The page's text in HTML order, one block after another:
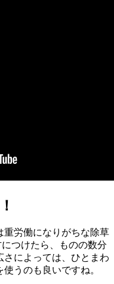
重労働になりがちな除草
つけたら、ものの数分
さによっては、ひとまわ
使うのも良いですね。